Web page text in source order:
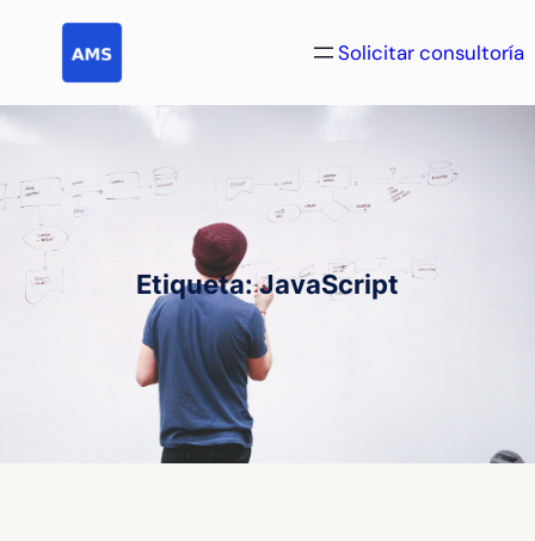
contenido
Solicitar consultoría
Etiqueta:JavaScript